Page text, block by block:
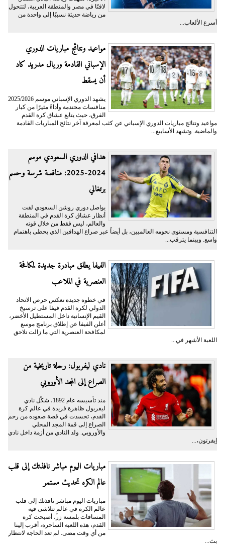
لافتًا في مصر والمنطقة العربية، لتتحول
من رياضة حديثة نسبيًا إلى واحدة من
أسرع الألعاب...
مواعيد ونتائج مباريات الدوري
الإسباني القادمة وريال مدريد كاد
أن يسقط
يشهد الدوري الإسباني موسم 2025/2026
منافسات محتدمة وأداءً مثيرًا من كبار
الفرق، حيث يتابع عشاق كرة القدم
مواعيد ونتائج مباريات الدوري الإسباني عن كثب لمعرفة آخر نتائج المباريات القادمة
والماضية. وتشهد الأسابيع...
هدافي الدوري السعودي موسم
2024-2025: منافسة شرسة وحسم
برتغالي
يواصل دوري روشن السعودي لفت
أنظار عشاق كرة القدم في المنطقة
والعالم، ليس فقط من خلال قوته
التنافسية ومستوى نجومه العالميين، بل أيضاً عبر صراع الهدافين الذي يحظى باهتمام
واسع. وبينما يترقب...
الفيفا يطلق مبادرة جديدة لمكافحة
العنصرية في الملاعب
في خطوة جديدة تعكس حرص الاتحاد
الدولي لكرة القدم فيفا على ترسيخ
القيم الإنسانية داخل المستطيل الأخضر،
أعلن الفيفا عن إطلاق برنامج موسع
لمكافحة العنصرية التي ما زالت تلاحق
اللعبة الأشهر في...
نادي ليفربول: رحلة تاريخية من
الصراع إلى المجد الأوروبي
منذ تأسيسه عام 1892، شكّل نادي
ليفربول ظاهرة فريدة في عالم كرة
القدم، تجسدت في قصة صعوده من رحم
الصراع إلى قمة المجد المحلي
والأوروبي. ولد النادي من أزمة داخل نادي
إيفرتون،...
مباريات اليوم مباشر نافذتك إلى قلب
عالم الكره تحديث مستمر
مباريات اليوم مباشر نافذتك إلى قلب
عالم الكره في عالمٍ تتلاشى فيه
المسافات بلمسة زر، أصبحت كرة
القدم، هذه اللعبة الساحرة، أقرب إلينا
من أي وقت مضى. لم تعد الحاجة لانتظار
بث...